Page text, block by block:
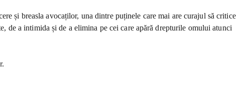
și breasla avocaților, una dintre puținele care mai are curajul să critice
de a intimida și de a elimina pe cei care apără drepturile omului atunci